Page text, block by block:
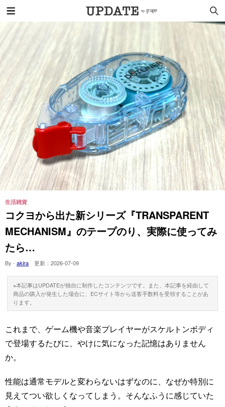
生活雑貨
コクヨから出た新シリーズ『TRANSPARENT
MECHANISM』のテープのり、実際に使ってみ
たら…
By - akira 更新： 2026-07-09
※本記事はUPDATEが独自に制作したコンテンツです。また、本記事を経由して
商品の購入が発生した場合に、ECサイト等から送客手数料を受領することがあ
ります。
これまで、ゲーム機や音楽プレイヤーがスケルトンボディ
で登場するたびに、やけに気になった記憶はありません
か。
性能は通常モデルと変わらないはずなのに、なぜか特別に
見えてつい欲しくなってしまう。そんなふうに感じていた